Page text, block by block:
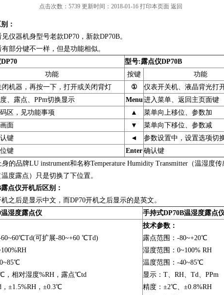
点击次数：5739 更新时间：2018-01-16打印本页面 返回
：
仪器机身型号老款DP70，新款DP70B。
部分键不一样，但是功能相似。
型号:露点仪DP70B
功能 按键
功能
闭机器，再按一下，打开或关闭背灯 ①
仪表开关机、液晶背光打
、露点、PPm切换显示 Menu进入菜单、返回主页面键
区，见功能事项 ▲
菜单向上移位、参数加
面 ▼
菜单向下移位、参数减
键 ◄
参数设置中，设置选项切
键 Enter 确认键
的品牌LU instrument和名称Temperature Humidity Transmitter（温湿度传
度露点）只是切换了下位置。
点仪开机后区别：
之后是显示中文，而DP70开机之后显示的是英文。
湿度露点仪
手持式DP70B温湿度露点
可扩展-80~+60 ℃Td)
，相对湿度%RH，露点℃td
±1.5%RH，±0.3℃
技术参数：
露点范围：-80~+20℃
湿度范围：0~100% RH
温度范围：-40~85℃
显示：T、RH、Td、PPm
精度：±2℃、±0.8%RH